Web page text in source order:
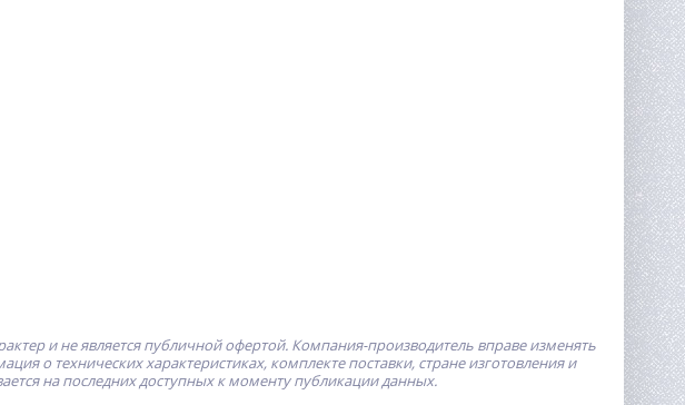
и не является публичной офертой. Компания-производитель вправе изменять
о технических характеристиках, комплекте поставки, стране изготовления и
на последних доступных к моменту публикации данных.